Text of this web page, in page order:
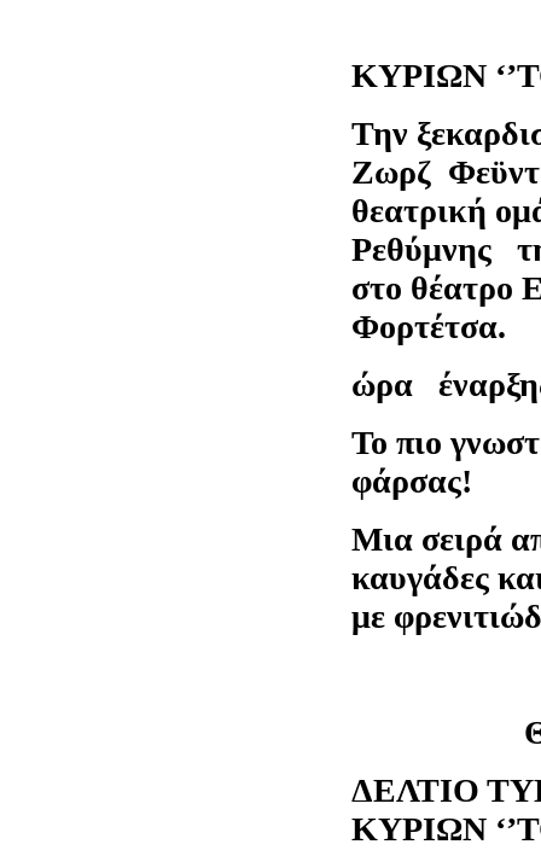
ΚΥΡΙΩΝ
Την
Ζωρζ
θεατρική
Ρεθύμνης
στο θέατρο
ώρα
Το πιο
φάρσας!
Μια σειρά
καυγάδες
με
ΔΕΛΤΙΟ
ΚΥΡΙΩΝ